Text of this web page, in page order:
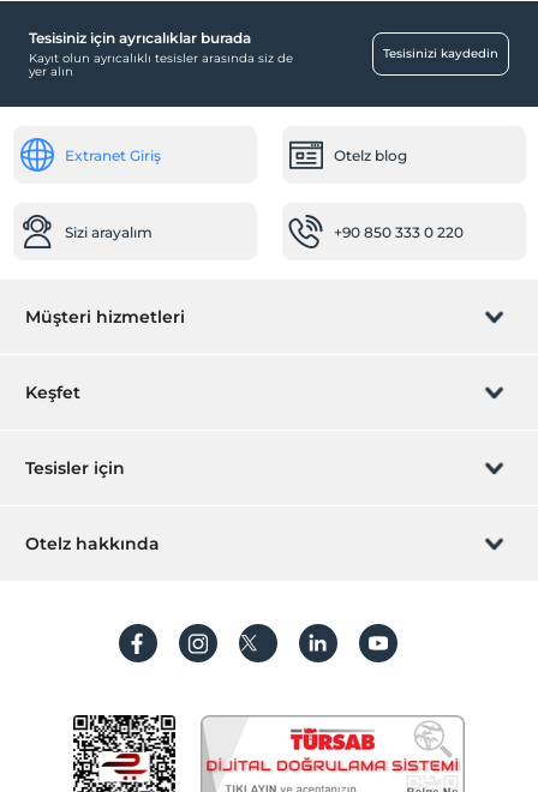
Tesisiniz için ayrıcalıklar burada
Kayıt olun ayrıcalıklı tesisler arasında siz de
yer alın
Tesisinizi kaydedin
Extranet Giriş Otelz blog
Sizi arayalım +90 850 333 0 220
Müşteri hizmetleri
Rezervasyon yönet
Sıkça sorulan sorular
İşlem rehberi
Keşfet
Hediye Kart
Hesap oluştur
Tesisler için
Hemen tesisinizi ekleyin
Otelz hakkında
Koşullar ve şartlar